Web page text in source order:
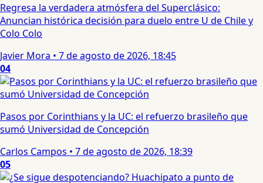
Regresa la verdadera atmósfera del Superclásico:
Anuncian histórica decisión para duelo entre U de Chile y
Colo Colo
Javier Mora • 7 de agosto de 2026, 18:45
04
Pasos por Corinthians y la UC: el refuerzo brasileño que
sumó Universidad de Concepción
Carlos Campos • 7 de agosto de 2026, 18:39
05